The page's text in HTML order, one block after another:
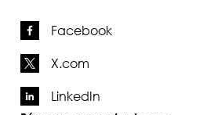
Facebook
X.com
LinkedIn